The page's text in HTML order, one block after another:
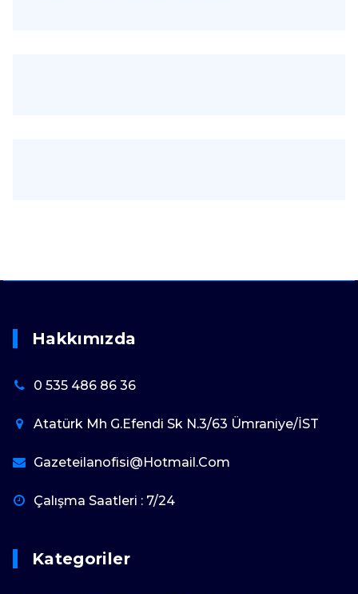
Hakkımızda
0 535 486 86 36
Atatürk Mh G.Efendi Sk N.3/63 Ümraniye/İST
Gazeteilanofisi@hotmail.com
Çalışma Saatleri : 7/24
Kategoriler